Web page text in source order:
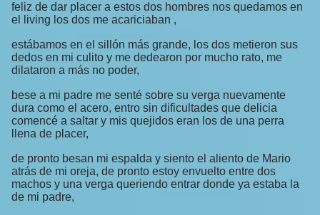
feliz de dar placer a estos dos hombres nos quedamos en
el living los dos me acariciaban ,
estábamos en el sillón más grande, los dos metieron sus
dedos en mi culito y me dedearon por mucho rato, me
dilataron a más no poder,
bese a mi padre me senté sobre su verga nuevamente
dura como el acero, entro sin dificultades que delicia
comencé a saltar y mis quejidos eran los de una perra
llena de placer,
de pronto besan mi espalda y siento el aliento de Mario
atrás de mi oreja, de pronto estoy envuelto entre dos
machos y una verga queriendo entrar donde ya estaba la
de mi padre,